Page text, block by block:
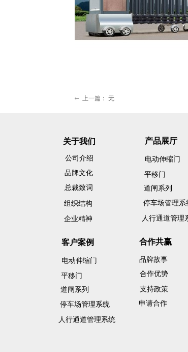
ꂃ 上一篇： 无
关于我们
公司介绍
品牌文化
总裁致词
组织结构
企业精神
产品展厅
电动伸缩门
平移门
道闸系列
停车场管理系
人行通道管理
电动伸缩门
客户案例
平移门
道闸系列
停车场管理系统
人行通道管理系统
合作共赢
品牌故事
合作优势
支持政策
申请合作